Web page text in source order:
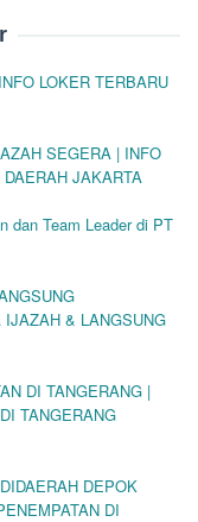
LOKER TERBARU
SEGERA | INFO
JAKARTA
dan Team Leader di PT
IJAZAH & LANGSUNG
DI TANGERANG |
TANGERANG
DEPOK
DI